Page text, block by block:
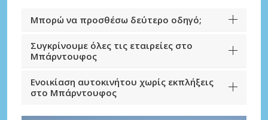
Μπορώ να προσθέσω δεύτερο οδηγό;
Συγκρίνουμε όλες τις εταιρείες στο
Μπάρντουφος
Ενοικίαση αυτοκινήτου χωρίς εκπλήξεις
στο Μπάρντουφος